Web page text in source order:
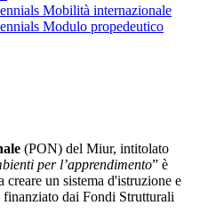
Mobilità internazionale
Modulo propedeutico
(PON) del Miur, intitolato
per l’apprendimento” è
creare un sistema d'istruzione e
finanziato dai Fondi Strutturali